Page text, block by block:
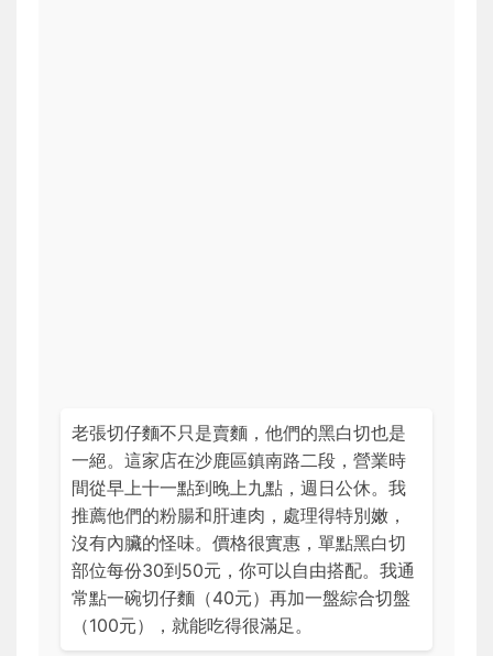
老張切仔麵不只是賣麵，他們的黑白切也是
一絕。這家店在沙鹿區鎮南路二段，營業時
間從早上十一點到晚上九點，週日公休。我
推薦他們的粉腸和肝連肉，處理得特別嫩，
沒有內臟的怪味。價格很實惠，單點黑白切
部位每份30到50元，你可以自由搭配。我通
常點一碗切仔麵（40元）再加一盤綜合切盤
（100元），就能吃得很滿足。